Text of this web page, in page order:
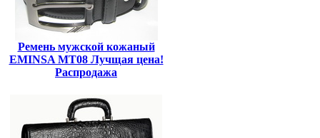
Ремень мужской кожаный
EMINSA MT08 Лучщая цена!
Распродажа